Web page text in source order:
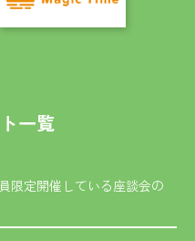
一覧
限定開催している座談会の